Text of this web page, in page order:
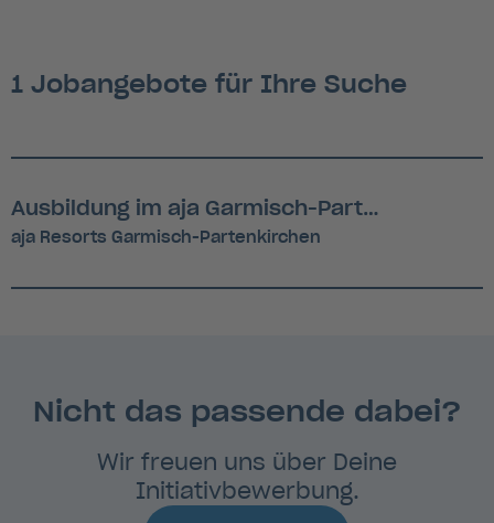
1 Jobangebote für Ihre Suche
Ausbildung im aja Garmisch-Partenkirchen ab August 2026
aja Resorts Garmisch-Partenkirchen
Nicht das passende dabei?
Wir freuen uns über Deine
Initiativbewerbung.